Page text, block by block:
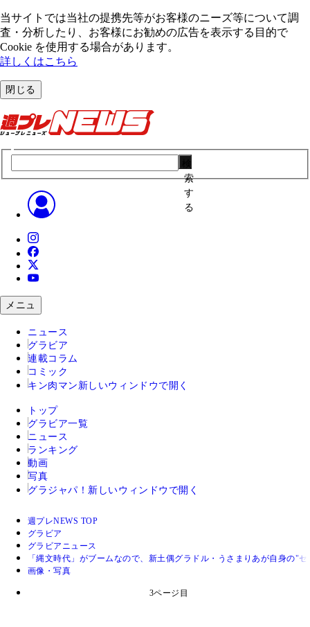
当サイトでは当社の提携先等がお客様のニーズ等について調
査・分析したり、お客様にお勧めの広告を表⽰する⽬的で
Cookie を使⽤する場合があります。
詳しくはこちら
閉じる
索
す
る
メニュ
ニュース
グラビア
連載コラム
コミック
キン肉マン 新しいウィンドウで開く
トップ
グラビア一覧
ニュース
ランキング
動画
写真
グラジャパ！ 新しいウィンドウで開く
週プレNEWS TOP
グラビア
グラビアニュース
「縄文時代」がブームなので、新土偶グラドル・うさまりあが自身の"
画像・写真
3ページ目